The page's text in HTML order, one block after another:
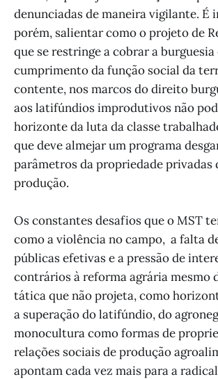
denunciadas de maneira vigilante. É
porém, salientar como o projeto de
que se restringe a cobrar a burguesia
cumprimento da função social da
contente, nos marcos do direito
aos latifúndios improdutivos não
horizonte da luta da classe
que deve almejar um programa
parâmetros da propriedade privadas
produção.
Os constantes desafios que o MST
como a violência no campo, a falta
públicas efetivas e a pressão de
contrários à reforma agrária mesmo
tática que não projeta, como
a superação do latifúndio, do
monocultura como formas de
relações sociais de produção
apontam cada vez mais para a